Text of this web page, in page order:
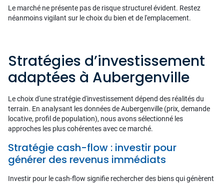
Le marché ne présente pas de risque structurel évident. Restez
néanmoins vigilant sur le choix du bien et de l'emplacement.
Stratégies d’investissement
adaptées à Aubergenville
Le choix d'une stratégie d'investissement dépend des réalités du
terrain. En analysant les données de Aubergenville (prix, demande
locative, profil de population), nous avons sélectionné les
approches les plus cohérentes avec ce marché.
Stratégie cash-flow : investir pour
générer des revenus immédiats
Investir pour le cash-flow signifie rechercher des biens qui génèrent